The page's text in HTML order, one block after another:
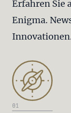
Erfahren Sie
Enigma.
01